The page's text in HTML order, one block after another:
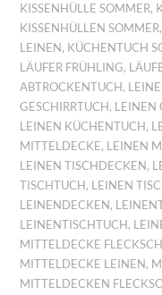
KISSENHÜLLE SOMMER,
KISSENHÜLLEN SOMMER,
LEINEN , KÜCHENTUCH
LÄUFER FRÜHLING,
ABTROCKENTUCH ,
GESCHIRRTUCH ,
LEINEN KÜCHENTUCH ,
MITTELDECKE, LEINEN
LEINEN TISCHDECKEN ,
TISCHTUCH , LEINEN
LEINENDECKEN ,
LEINENTISCHTUCH ,
MITTELDECKE
MITTELDECKE LEINEN ,
MITTELDECKEN